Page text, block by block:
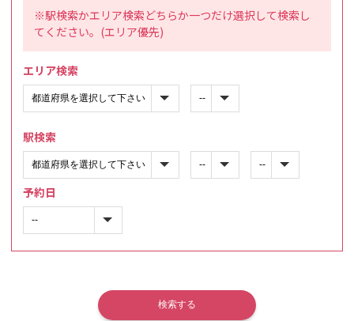
※駅検索かエリア検索どちらか一つだけ選択して検索し
てください。(エリア優先)
エリア検索
駅検索
予約日